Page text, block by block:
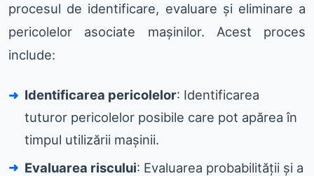
procesul de identificare, evaluare și eliminare a
pericolelor asociate mașinilor. Acest proces
include:
Identificarea pericolelor: Identificarea
tuturor pericolelor posibile care pot apărea în
timpul utilizării mașinii.
Evaluarea riscului: Evaluarea probabilității și a